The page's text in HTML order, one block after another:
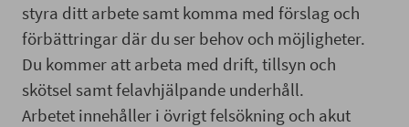
styra ditt arbete samt komma med förslag och
förbättringar där du ser behov och möjligheter.
Du kommer att arbeta med drift, tillsyn och
skötsel samt felavhjälpande underhåll.
Arbetet innehåller i övrigt felsökning och akut